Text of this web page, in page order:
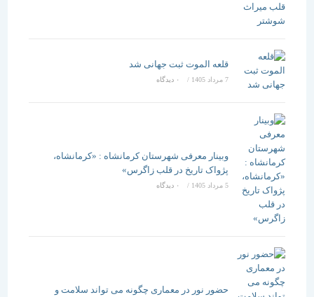
قلعه الموت ثبت جهانی شد
/ ۰ دیدگاه
وبینار معرفی شهرستان کرمانشاه : «کرمانشاه،
پژواک تاریخ در قلب زاگرس»
5 مرداد 1405 / ۰ دیدگاه
حضور نور در معماری چگونه می تواند سلامت و